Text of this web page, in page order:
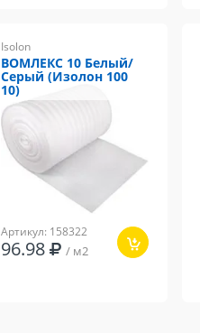
Isolon
ВОМЛЕКС 10 Белый/
Серый (Изолон 100
10)
Артикул: 158322
96.98 / м2